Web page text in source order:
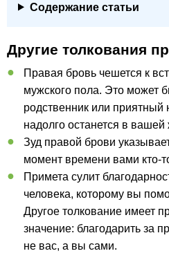
Содержание статьи
Другие толкования
Правая бровь чешется к
мужского пола. Это может
родственник или приятный
надолго останется в вашей
Зуд правой брови
момент времени вами кто-
Примета сулит
человека, которому вы
Другое толкование имеет
значение: благодарить за
не вас, а вы сами.